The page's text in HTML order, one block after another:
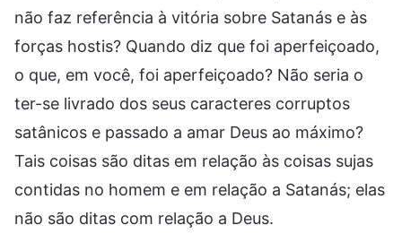
não faz referência à vitória sobre Satanás e às
forças hostis? Quando diz que foi aperfeiçoado,
o que, em você, foi aperfeiçoado? Não seria o
ter-se livrado dos seus caracteres corruptos
satânicos e passado a amar Deus ao máximo?
Tais coisas são ditas em relação às coisas sujas
contidas no homem e em relação a Satanás; elas
não são ditas com relação a Deus.